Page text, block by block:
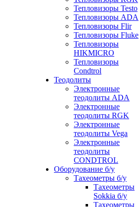
Тепловизоры Testo
Тепловизоры ADA
Тепловизоры Flir
Тепловизоры Fluke
Тепловизоры
HIKMICRO
Тепловизоры
Condtrol
Теодолиты
Электронные
теодолиты ADA
Электронные
теодолиты RGK
Электронные
теодолиты Vega
Электронные
теодолиты
CONDTROL
Оборудование б/у
Тахеометры б/у
Тахеометры
Sokkia б/у
Тахеометры